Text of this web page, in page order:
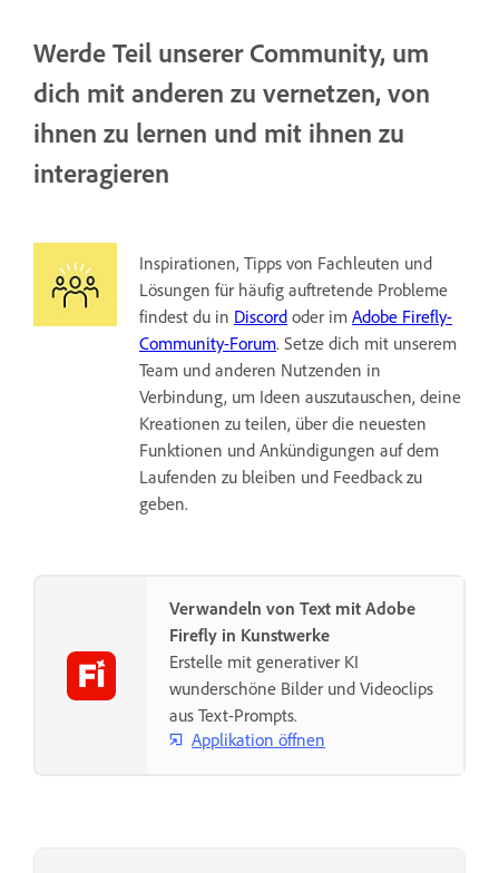
Werde Teil unserer Community, um
dich mit anderen zu vernetzen, von
ihnen zu lernen und mit ihnen zu
interagieren
Inspirationen, Tipps von Fachleuten und
Lösungen für häufig auftretende Probleme
findest du in Discord oder im Adobe Firefly-
Community-Forum. Setze dich mit unserem
Team und anderen Nutzenden in
Verbindung, um Ideen auszutauschen, deine
Kreationen zu teilen, über die neuesten
Funktionen und Ankündigungen auf dem
Laufenden zu bleiben und Feedback zu
geben.
Verwandeln von Text mit Adobe
Firefly in Kunstwerke
Erstelle mit generativer KI
wunderschöne Bilder und Videoclips
aus Text-Prompts.
Applikation öffnen